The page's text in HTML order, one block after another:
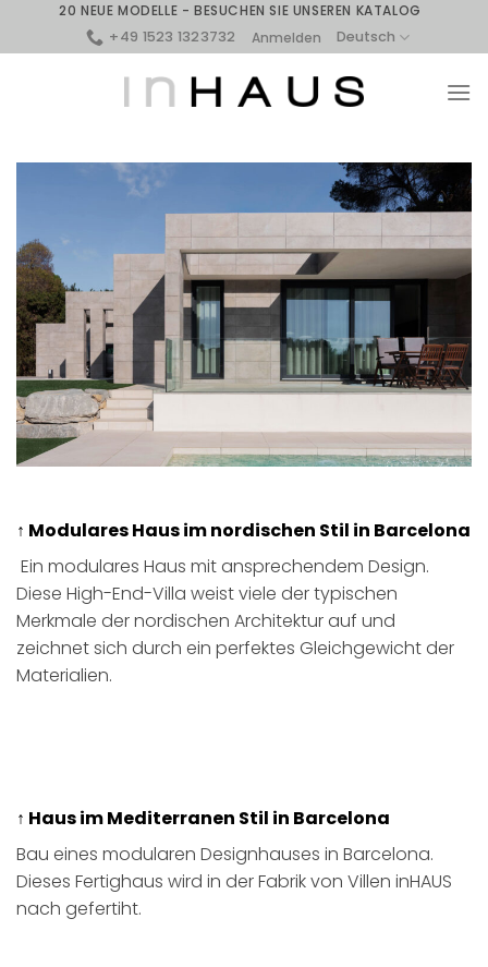
20 NEUE MODELLE - BESUCHEN SIE UNSEREN KATALOG
+49 1523 1323732
Anmelden Deutsch
↑ Modulares Haus im nordischen Stil in Barcelona​
Ein modulares Haus mit ansprechendem Design.
Diese High-End-Villa weist viele der typischen
Merkmale der nordischen Architektur auf und
zeichnet sich durch ein perfektes Gleichgewicht der
Materialien.
↑ Haus im Mediterranen Stil in Barcelona
Bau eines modularen Designhauses in Barcelona.
Dieses Fertighaus wird in der Fabrik von Villen inHAUS
nach gefertiht.